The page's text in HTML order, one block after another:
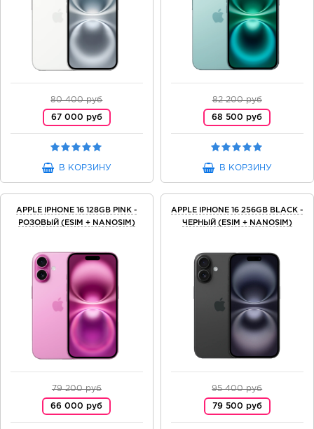
80 400 руб
67 000 руб
В КОРЗИНУ
82 200 руб
68 500 руб
В КОРЗИНУ
APPLE IPHONE 16 128GB PINK -
РОЗОВЫЙ (ESIM + NANOSIM)
79 200 руб
66 000 руб
APPLE IPHONE 16 256GB BLACK -
ЧЕРНЫЙ (ESIM + NANOSIM)
95 400 руб
79 500 руб